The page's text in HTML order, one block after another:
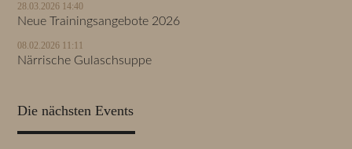
28.03.2026 14:40
Neue Trainingsangebote 2026
08.02.2026 11:11
Närrische Gulaschsuppe
Die nächsten Events